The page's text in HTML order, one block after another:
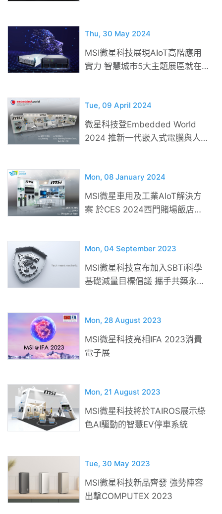
Thu, 30 May 2024
MSI微星科技展現AIoT高階應用
實力 智慧城市5大主題展區就在
Tue, 09 April 2024
微星科技登Embedded World
2024 推新一代嵌入式電腦與人工
Mon, 08 January 2024
MSI微星車用及工業AIoT解決方
案 於CES 2024西門賭場飯店擴
Mon, 04 September 2023
MSI微星科技宣布加入SBTi科學
基礎減量目標倡議 攜手共築永續
Mon, 28 August 2023
MSI微星科技亮相IFA 2023消費
電子展
Mon, 21 August 2023
MSI微星科技將於TAIROS展示綠
色AI驅動的智慧EV停車系統
Tue, 30 May 2023
MSI微星科技新品齊發 強勢陣容
出擊COMPUTEX 2023